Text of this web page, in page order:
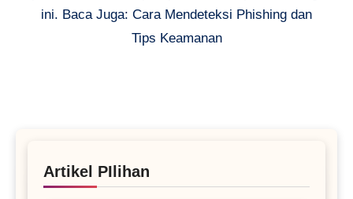
ini. Baca Juga: Cara Mendeteksi Phishing dan
Tips Keamanan
Artikel PIlihan